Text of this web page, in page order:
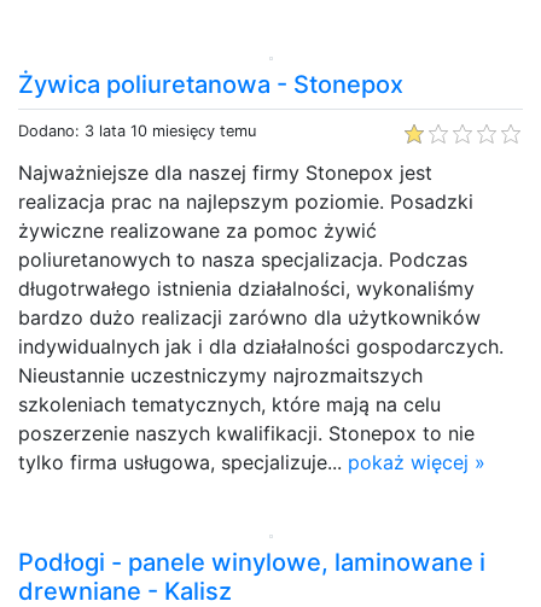
Żywica poliuretanowa - Stonepox
Dodano: 3 lata 10 miesięcy temu
Najważniejsze dla naszej firmy Stonepox jest
realizacja prac na najlepszym poziomie. Posadzki
żywiczne realizowane za pomoc żywić
poliuretanowych to nasza specjalizacja. Podczas
długotrwałego istnienia działalności, wykonaliśmy
bardzo dużo realizacji zarówno dla użytkowników
indywidualnych jak i dla działalności gospodarczych.
Nieustannie uczestniczymy najrozmaitszych
szkoleniach tematycznych, które mają na celu
poszerzenie naszych kwalifikacji. Stonepox to nie
tylko firma usługowa, specjalizuje... pokaż więcej »
Podłogi - panele winylowe, laminowane i
drewniane - Kalisz